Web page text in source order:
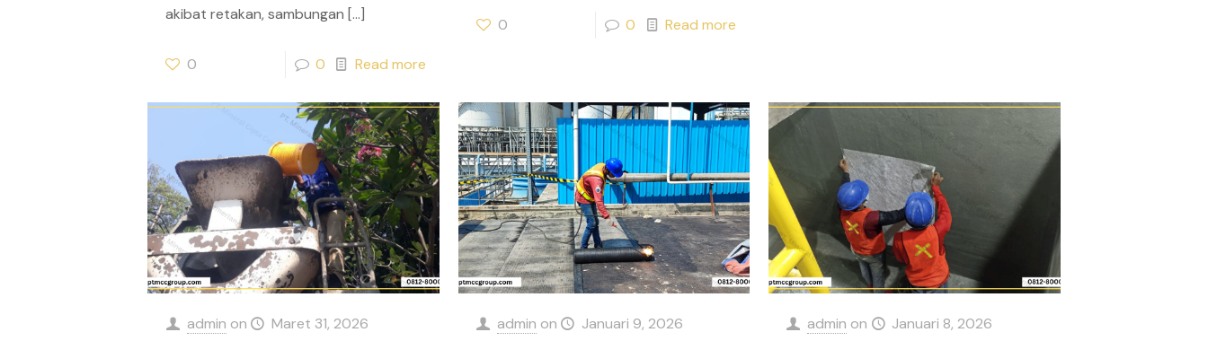
akibat retakan, sambungan […]
0 0 Read more
0 0 Read more
admin on Maret 31, 2026 admin on Januari 9, 2026 admin on Januari 8, 2026